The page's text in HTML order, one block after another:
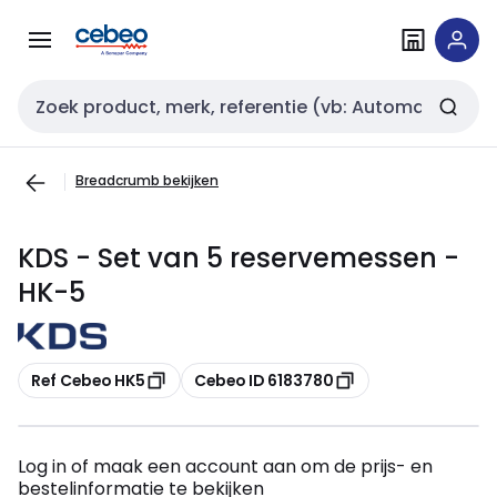
naar
naar
Zoekveld invoer
Breadcrumb bekijken
KDS - Set van 5 reservemessen -
HK-5
Kopiëren
Ref Cebeo HK5 Kopiëren
Cebeo ID 6183780
Log in of maak een account aan om de prijs- en
bestelinformatie te bekijken